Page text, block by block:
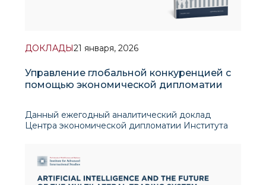
ДОКЛАДЫ21 января, 2026
Управление глобальной конкуренцией с
помощью экономической дипломатии
Данный ежегодный аналитический доклад
Центра экономической дипломатии Института
внешнеэкономической среды Узбекистана и
процессов внутренней экономической
трансформации в условиях нараста